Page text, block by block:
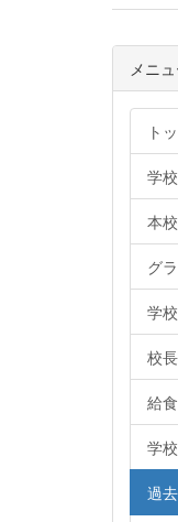
メニ
ト
学
本
グ
学
校
給
学
過